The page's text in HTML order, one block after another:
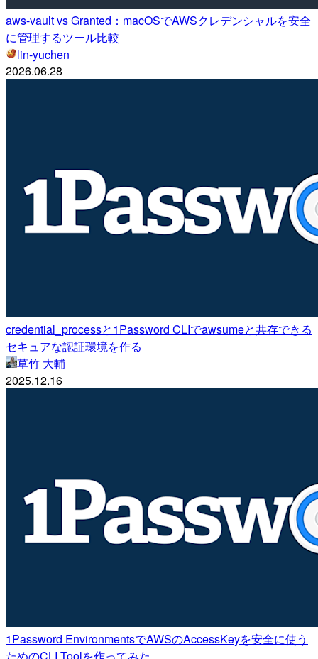
aws-vault vs Granted：macOSでAWSクレデンシャルを安全
に管理するツール比較
lin-yuchen
2026.06.28
credential_processと1Password CLIでawsumeと共存できる
セキュアな認証環境を作る
草竹 大輔
2025.12.16
1Password EnvironmentsでAWSのAccessKeyを安全に使う
ためのCLI Toolを作ってみた